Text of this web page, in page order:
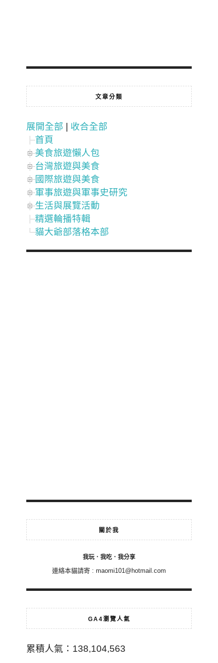
文章分類
展開全部
收合全部
首頁
美食旅遊懶人包
台灣旅遊與美食
國際旅遊與美食
軍事旅遊與軍事史研究
生活與展覽活動
精選輪播特輯
貓大爺部落格本部
關於我
我玩．我吃．我分享
連絡本貓請寄 : maomi101@hotmail.com
GA4瀏覽人氣
累積人氣：138,104,563